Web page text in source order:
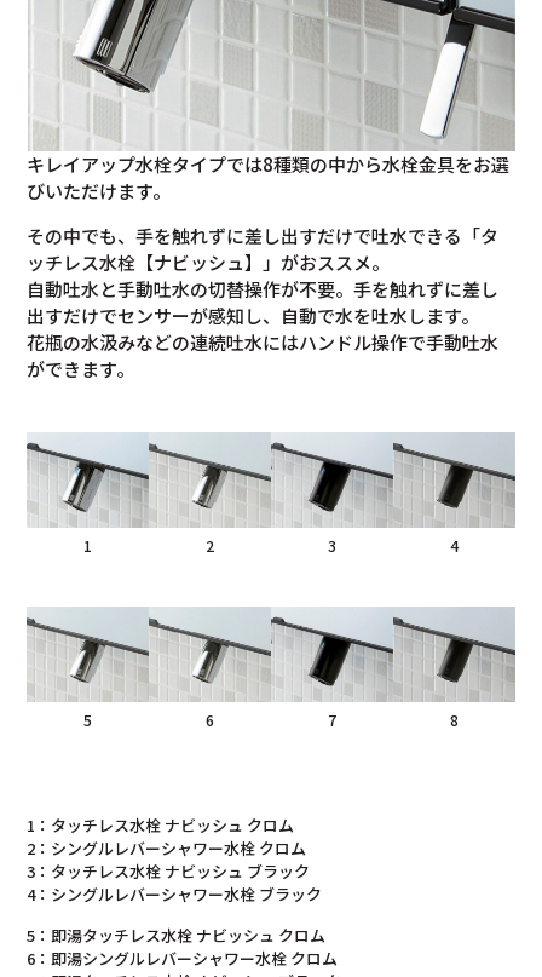
キレイアップ水栓タイプでは8種類の中から水栓金具をお選
びいただけます。
その中でも、手を触れずに差し出すだけで吐水できる「タ
ッチレス水栓【ナビッシュ】」がおススメ。
自動吐水と手動吐水の切替操作が不要。手を触れずに差し
出すだけでセンサーが感知し、自動で水を吐水します。
花瓶の水汲みなどの連続吐水にはハンドル操作で手動吐水
ができます。
1 2 3 4
5 6 7 8
1：タッチレス水栓 ナビッシュ クロム
2：シングルレバーシャワー水栓 クロム
3：タッチレス水栓 ナビッシュ ブラック
4：シングルレバーシャワー水栓 ブラック
5：即湯タッチレス水栓 ナビッシュ クロム
6：即湯シングルレバーシャワー水栓 クロム